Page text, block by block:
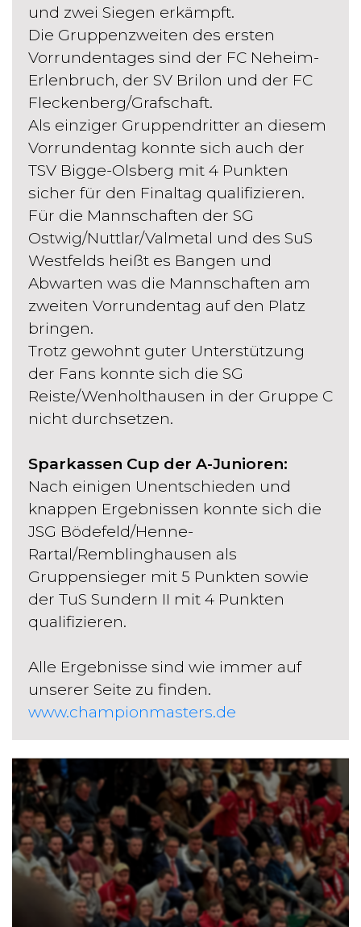
und zwei Siegen erkämpft.
Die Gruppenzweiten des ersten
Vorrundentages sind der FC Neheim-
Erlenbruch, der SV Brilon und der FC
Fleckenberg/Grafschaft.
Als einziger Gruppendritter an diesem
Vorrundentag konnte sich auch der
TSV Bigge-Olsberg mit 4 Punkten
sicher für den Finaltag qualifizieren.
Für die Mannschaften der SG
Ostwig/Nuttlar/Valmetal und des SuS
Westfelds heißt es Bangen und
Abwarten was die Mannschaften am
zweiten Vorrundentag auf den Platz
bringen.
Trotz gewohnt guter Unterstützung
der Fans konnte sich die SG
Reiste/Wenholthausen in der Gruppe C
nicht durchsetzen.
Sparkassen Cup der A-Junioren:
Nach einigen Unentschieden und
knappen Ergebnissen konnte sich die
JSG Bödefeld/Henne-
Rartal/Remblinghausen als
Gruppensieger mit 5 Punkten sowie
der TuS Sundern II mit 4 Punkten
qualifizieren.
Alle Ergebnisse sind wie immer auf
unserer Seite zu finden.
www.championmasters.de